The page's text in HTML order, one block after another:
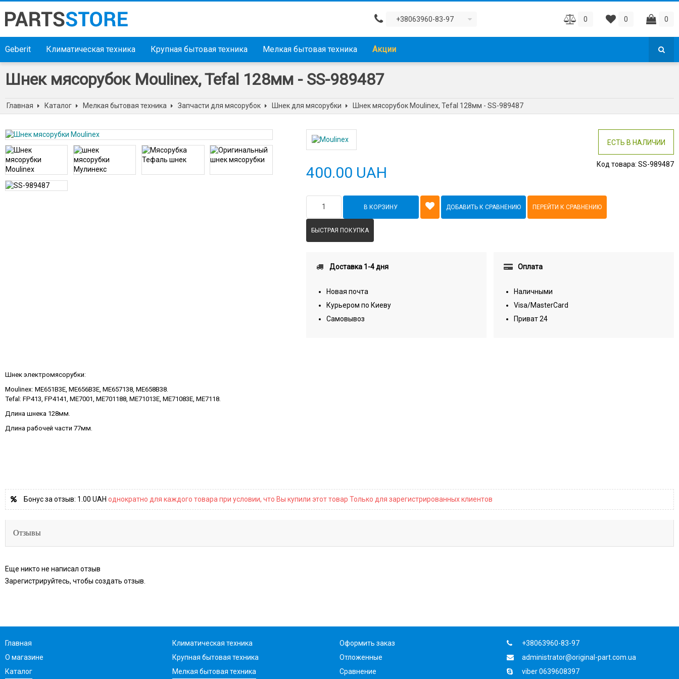
+38063960-83-97 0 0 0
Geberit Климатическая техника Крупная бытовая техника Мелкая бытовая техника Акции
Шнек мясорубок Moulinex, Tefal 128мм - SS-989487
Главная Каталог Мелкая бытовая техника Запчасти для мясорубок Шнек для мясорубки Шнек мясорубок Moulinex, Tefal 128мм - SS-989487
ЕСТЬ В НАЛИЧИИ
Код товара: SS-989487
400.00 UAH
В КОРЗИНУ
БЫСТРАЯ ПОКУПКА
Доставка 1-4 дня
Новая почта
Курьером по Киеву
Самовывоз
Оплата
Наличными
Visa/MasterCard
Приват 24
Шнек электромясорубки:
Moulinex: ME651B3E, ME656B3E, ME657138, ME658B38.
Tefal: FP413, FP4141, ME7001, ME701188, ME71013E, ME71083E, ME7118.
Длина шнека 128мм.
Длина рабочей части 77мм.
Бонус за отзыв: 1.00 UAH однократно для каждого товара при условии, что Вы купили этот товар Только для зарегистрированных клиентов
Отзывы
Еще никто не написал отзыв
Зарегистрируйтесь, чтобы создать отзыв.
Главная
О магазине
Каталог
Климатическая техника
Крупная бытовая техника
Мелкая бытовая техника
Оформить заказ
Отложенные
Сравнение
+38063960-83-97
administrator@original-part.com.ua
viber 0639608397